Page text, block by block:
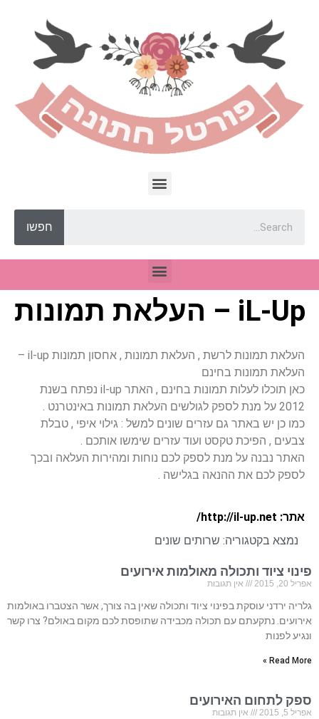
חפשו
iL-Up – העלאת תמונות
העלאת תמונות לרשת , העלאת תמונות , אחסון תמונות il-up –
העלאת תמונות בחינם
כאן תוכלו לעלות תמונות בחינם , האתר il-up נפתח בשנת
2012 על מנת לספק לגולשים העלאת תמונות באינטרנט .
כמו כן יש באתר גם עזרים שונים למשל : גילוי איפי , טבלת
צבעים , הפיכת טקסט ועוד עזרים שימשו אותכם .
האתר נבנה על מנת לספק לכם נוחות ומהירות העלאה ובכך
לספק לכם את ההנאה בגלישה .
אתר: http://il-up.net/
נמצא בקטגוריה: שרותים שונים
פינוי ציוד ותכולה מאולמות אירועים
אפריל 20, 2015 אין תגובות
גלריה ירדני עוסקת בפינוי ציוד ותכולה שאין בה צורך, אשר הצטברו באולמות
אירועים. נתקעתם עם תכולה מכבידה שתופסת לכם מקום באולם? צרו קשר
ונגיע לפנות
Read More »
ספק לתחום האירועים
אפריל 5, 2015 אין תגובות